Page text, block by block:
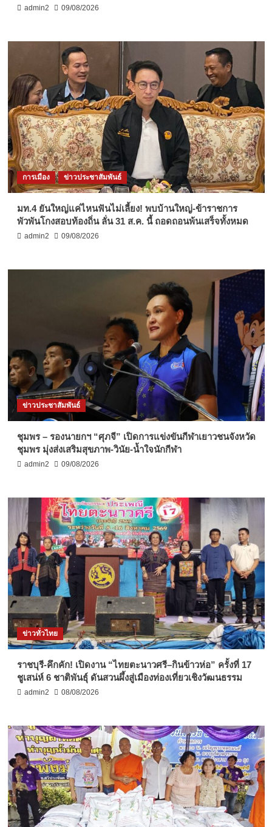
admin2 09/08/2026
การเมือง ข่าวประชาสัมพันธ์
มท.4 ยันใหญ่แค่ไหนฟันไม่เลี้ยง! พบบ้านใหญ่-ข้าราชการ
พัวพันโกงสอบท้องถิ่น ลั่น 31 ส.ค. นี้ ถอดถอนพ้นเสร็จทั้งหมด
admin2 09/08/2026
ข่าวประชาสัมพันธ์
ชุมพร – รองนายกฯ “ศุภจี” เปิดการแข่งขันกีฬาเยาวชนจังหวัด
ชุมพร มุ่งส่งเสริมสุขภาพ-วินัย-น้ำใจนักกีฬา
admin2 09/08/2026
ข่าวทั่วไทย
ราชบุรี-คึกคัก! เปิดงาน “ไทยตะนาวศรี–กินข้าวห่อ” ครั้งที่ 17
ชูเสน่ห์ 6 ชาติพันธุ์ ดันสวนผึ้งสู่เมืองท่องเที่ยวเชิงวัฒนธรรม
admin2 08/08/2026